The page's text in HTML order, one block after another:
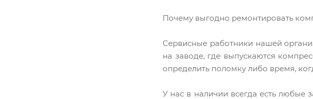
Почему выгодно ремонтировать
Сервисные работники нашей
на заводе, где выпускаются
определить поломку либо время,
У нас в наличии всегда есть любые